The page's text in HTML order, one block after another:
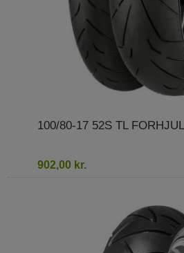
100/80-17 52S TL
902,00 kr.